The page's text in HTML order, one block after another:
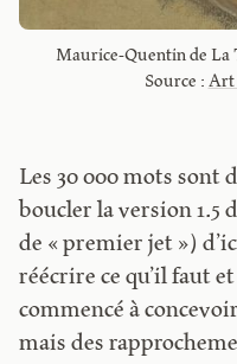
Maurice-Quentin de La
Source : Art
Les 30 000 mots sont
boucler la version 1.5
de « premier jet »)
réécrire ce qu’il faut
commencé à
mais des